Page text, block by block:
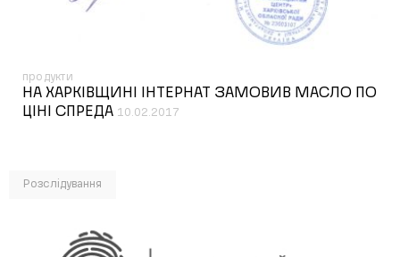
продукти
НА ХАРКІВЩИНІ ІНТЕРНАТ ЗАМОВИВ МАСЛО ПО
ЦІНІ СПРЕДА 10.02.2017
Розслідування